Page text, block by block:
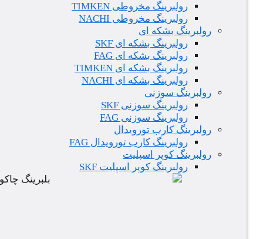
رولبرینگ مخروطی TIMKEN
رولبرینگ مخروطی NACHI
رولبرینگ بشکه ای
رولبرینگ بشکه ای SKF
رولبرینگ بشکه ای FAG
رولبرینگ بشکه ای TIMKEN
رولبرینگ بشکه ای NACHI
رولبرینگ سوزنی
رولبرینگ سوزنی SKF
رولبرینگ سوزنی FAG
رولبرینگ کارب تورویدال
رولبرینگ کارب تورویدال FAG
رولبرینگ کوپر اسپلیت
رولبرینگ کوپر اسپلیت SKF